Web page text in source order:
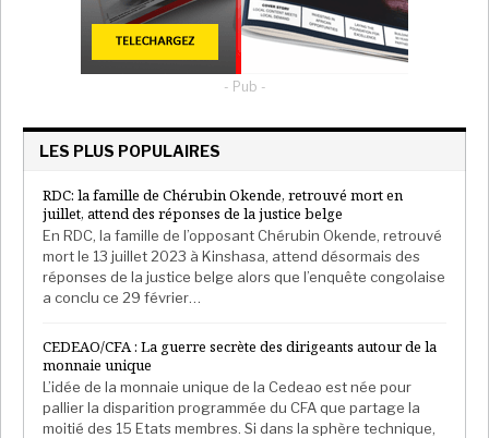
vu son chiffre d’affaire baisser de plus de 80% en 5
ans. Tout comme un grand nombre de béninois, cet
ancien enseignant converti aux affaires se plaint
circulation ralentie de l’argent »
typiquement béninois auquel rétorque le président
sortant «chacun a son salaire, l’argent qui ne circule
convaincre dans un pays où le secteur informel et
notamment ce qu’on appelle là bas « la
débrouillardise » occupe plus de 2/3 de la population.
Mais point d’effort pour le constater, les
l’action gouvernementale. Routes, centres de santé,
établissements scolaires, stades de sports, presque
tous les secteurs sont concernés dans ce pays de 12
millions d’habitants aux ressources aléatoires.
- Pub -
LES PLUS POPULAIRES
RDC: la famille de Chérubin Okende, retrouvé mort en
juillet, attend des réponses de la justice belge
En RDC, la famille de l’opposant Chérubin Okende, retrouvé
mort le 13 juillet 2023 à Kinshasa, attend désormais des
réponses de la justice belge alors que l’enquête congolaise
a conclu ce 29 février…
CEDEAO/CFA : La guerre secrète des dirigeants autour de la
monnaie unique
L’idée de la monnaie unique de la Cedeao est née pour
pallier la disparition programmée du CFA que partage la
moitié des 15 Etats membres. Si dans la sphère technique,